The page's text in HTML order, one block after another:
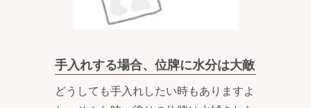
手入れする場合、位牌に水分は大敵
どうしても手入れしたい時もありますよ